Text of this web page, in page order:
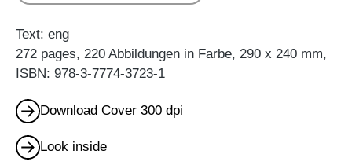
Text: eng
272 pages, 220 Abbildungen in Farbe, 290 x 240 mm,
ISBN: 978-3-7774-3723-1
Download Cover 300 dpi
Look inside